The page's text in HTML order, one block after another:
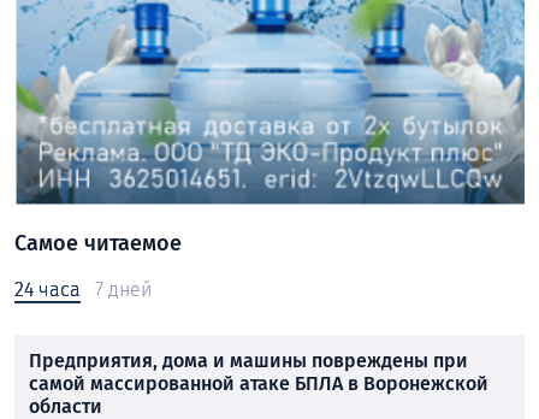
Самое читаемое
24 часа 7 дней
Предприятия, дома и машины повреждены при
самой массированной атаке БПЛА в Воронежской
области